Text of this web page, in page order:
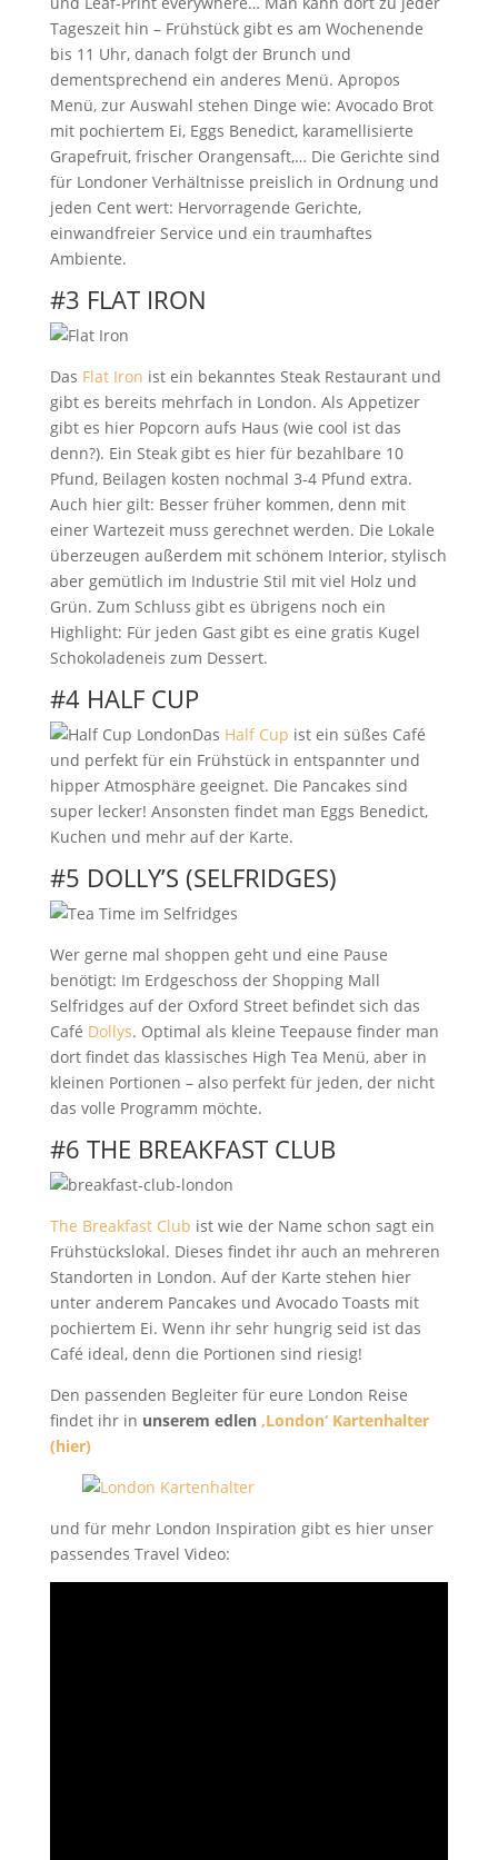
Tageszeit hin – Frühstück gibt es am Wochenende
bis 11 Uhr, danach folgt der Brunch und
dementsprechend ein anderes Menü. Apropos
Menü, zur Auswahl stehen Dinge wie: Avocado Brot
mit pochiertem Ei, Eggs Benedict, karamellisierte
Grapefruit,frischer Orangensaft,… Die Gerichte sind
für Londoner Verhältnisse preislich in Ordnung und
jeden Centwert: Hervorragende Gerichte,
einwandfreier Service und ein traumhaftes
Ambiente.
#3 FLAT IRON
Das Flat Iron ist ein bekanntes Steak Restaurant und
gibt es bereits mehrfach in London. Als Appetizer
gibt es hier Popcorn aufs Haus (wie cool ist das
denn?). Ein Steak gibt es hier für bezahlbare 10
Pfund, Beilagen kosten nochmal 3-4 Pfund extra.
Auch hier gilt: Besser früher kommen, denn mit
einer Wartezeit muss gerechnet werden. Die Lokale
überzeugen außerdem mit schönem Interior, stylisch
aber gemütlich im Industrie Stil mit viel Holz und
Grün. Zum Schluss gibt es übrigens noch ein
Highlight: Für jeden Gast gibt es eine gratis Kugel
Schokoladeneis zum Dessert.
#4 HALF CUP
Das Half Cup ist ein süßes Café
und perfekt für ein Frühstück in entspannter und
hipper Atmosphäre geeignet. Die Pancakes sind
super lecker! Ansonsten findet man Eggs Benedict,
Kuchen und mehr auf der Karte.
#5 DOLLY’S (SELFRIDGES)
Wer gerne mal shoppen geht und eine Pause
benötigt: Im Erdgeschoss der Shopping Mall
Selfridges auf der Oxford Street befindet sich das
Café Dollys. Optimal als kleine Teepause finder man
dort findet das klassisches High Tea Menü, aber in
kleinen Portionen – also perfekt für jeden, der nicht
das volle Programm möchte.
#6 THE BREAKFAST CLUB
The Breakfast Club ist wie der Name schon sagt ein
Frühstückslokal. Dieses findet ihr auch an mehreren
Standorten in London. Auf der Karte stehen hier
unter anderem Pancakes und Avocado Toasts mit
pochiertem Ei. Wenn ihr sehr hungrig seid ist das
Café ideal, denn die Portionen sind riesig!
Den passenden Begleiter für eure London Reise
findet ihr in unserem edlen ‚London‘ Kartenhalter
(hier)
und für mehr London Inspiration gibt es hier unser
passendes Travel Video: